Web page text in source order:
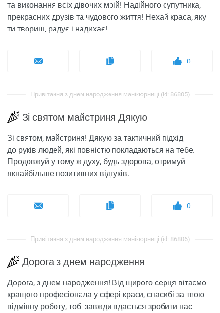
та виконання всіх дівочих мрій! Надійного супутника,
прекрасних друзів та чудового життя! Нехай краса, яку
ти твориш, радує і надихає!
0
Привітання з днем ​​народження манікюрниці (id: 86805)
Зі святом майстриня Дякую
Зі святом, майстриня! Дякую за тактичний підхід
до руків людей, які повністю покладаються на тебе.
Продовжуй у тому ж духу, будь здорова, отримуй
якнайбільше позитивних відгуків.
0
Привітання з днем ​​народження манікюрниці (id: 86806)
Дорога з днем ​​народження
Дорога, з днем ​​народження! Від щирого серця вітаємо
кращого професіонала у сфері краси, спасибі за твою
відмінну роботу, тобі завжди вдається зробити нас